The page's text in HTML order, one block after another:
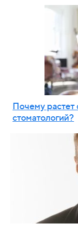
Почему растет
стоматологий?